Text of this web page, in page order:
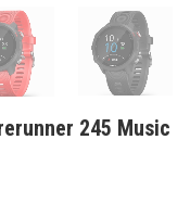
245 Music